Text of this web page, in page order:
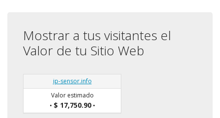
Mostrar a tus visitantes el
Valor de tu Sitio Web
ip-sensor.info
Valor estimado
• $ 17,750.90•